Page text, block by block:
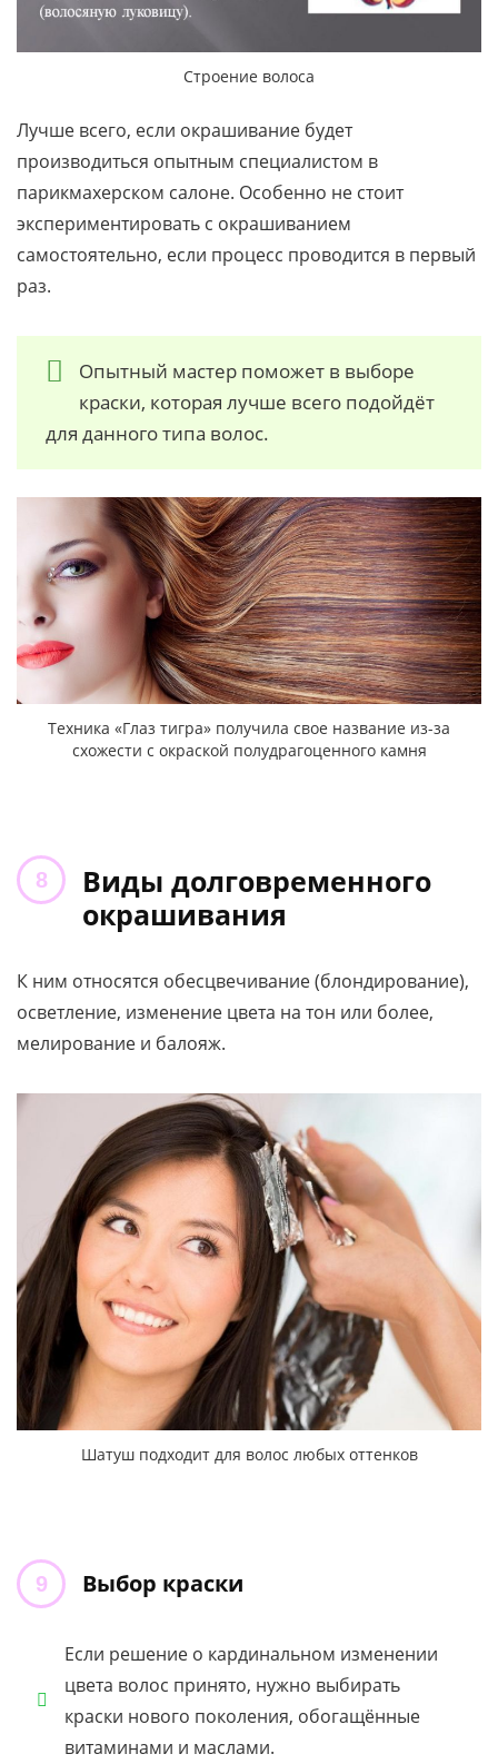
Строение волоса
Лучше всего, если окрашивание будет
производиться опытным специалистом в
парикмахерском салоне. Особенно не стоит
экспериментировать с окрашиванием
самостоятельно, если процесс проводится в первый
раз.
Опытный мастер поможет в выборе
краски, которая лучше всего подойдёт
для данного типа волос.
Техника «Глаз тигра» получила свое название из-за
схожести с окраской полудрагоценного камня
Виды долговременного
окрашивания
К ним относятся обесцвечивание (блондирование),
осветление, изменение цвета на тон или более,
мелирование и балояж.
Шатуш подходит для волос любых оттенков
Выбор краски
Если решение о кардинальном изменении
цвета волос принято, нужно выбирать
краски нового поколения, обогащённые
витаминами и маслами.